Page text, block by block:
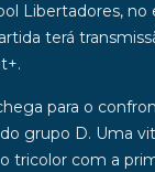
Libertadores, no
terá
para o
do grupo D. Uma
tricolor com a